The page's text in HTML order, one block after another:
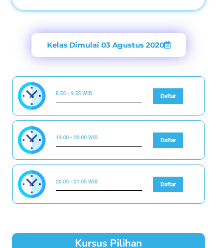
Kelas Dimulai 03 Agustus 2020
8.55 - 9.55 WIB Daftar
19.00 - 20.00 WIB Daftar
20.05 - 21.05 WIB Daftar
Kursus Pilihan